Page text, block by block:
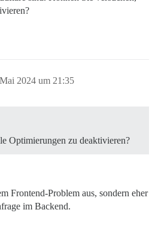
2024 um 21:35
Optimierungen zu deaktivieren?
Frontend-Problem aus, sondern eher
im Backend.